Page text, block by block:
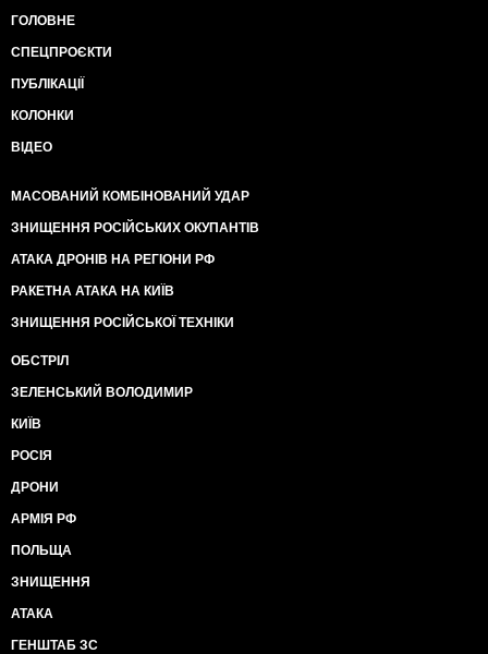
ГОЛОВНЕ
СПЕЦПРОЄКТИ
ПУБЛІКАЦІЇ
КОЛОНКИ
ВІДЕО
МАСОВАНИЙ КОМБІНОВАНИЙ УДАР
ЗНИЩЕННЯ РОСІЙСЬКИХ ОКУПАНТІВ
АТАКА ДРОНІВ НА РЕГІОНИ РФ
РАКЕТНА АТАКА НА КИЇВ
ЗНИЩЕННЯ РОСІЙСЬКОЇ ТЕХНІКИ
ОБСТРІЛ
ЗЕЛЕНСЬКИЙ ВОЛОДИМИР
КИЇВ
РОСІЯ
ДРОНИ
АРМІЯ РФ
ПОЛЬЩА
ЗНИЩЕННЯ
АТАКА
ГЕНШТАБ ЗС